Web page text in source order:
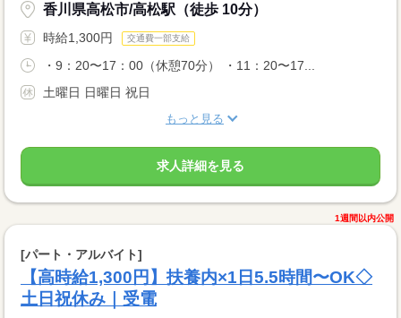
香川県高松市/高松駅（徒歩 10分）
時給1,300円 交通費一部支給
・9：20〜17：00（休憩70分） ・11：20〜17...
土曜日 日曜日 祝日
もっと見る
求人詳細を見る
1週間以内公開
[パート・アルバイト]
【高時給1,300円】扶養内×1日5.5時間〜OK◇
土日祝休み｜受電